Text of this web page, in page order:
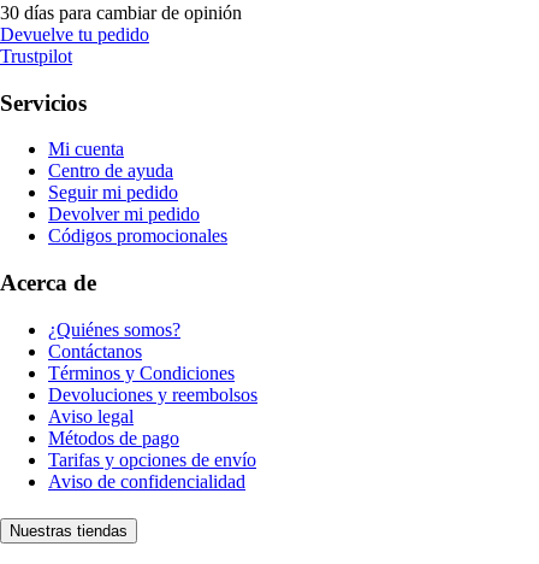
30 días para cambiar de opinión
Devuelve tu pedido
Trustpilot
Servicios
Mi cuenta
Centro de ayuda
Seguir mi pedido
Devolver mi pedido
Códigos promocionales
Acerca de
¿Quiénes somos?
Contáctanos
Términos y Condiciones
Devoluciones y reembolsos
Aviso legal
Métodos de pago
Tarifas y opciones de envío
Aviso de confidencialidad
Nuestras tiendas